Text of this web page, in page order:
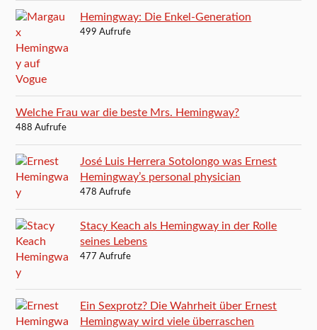
Hemingway: Die Enkel-Generation
499 Aufrufe
Welche Frau war die beste Mrs. Hemingway?
488 Aufrufe
José Luis Herrera Sotolongo was Ernest
Hemingway’s personal physician
478 Aufrufe
Stacy Keach als Hemingway in der Rolle
seines Lebens
477 Aufrufe
Ein Sexprotz? Die Wahrheit über Ernest
Hemingway wird viele überraschen